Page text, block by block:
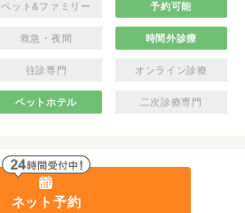
ペット&ファミリー 予約可能
救急・夜間 時間外診療
往診専門 オンライン診療
ペットホテル 二次診療専門
ネット予約